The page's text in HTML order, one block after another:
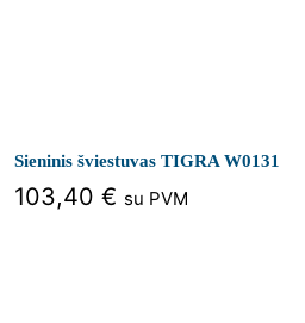
Sieninis šviestuvas TIGRA W0131
103,40 € su PVM